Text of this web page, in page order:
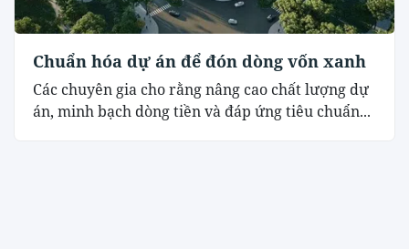
Chuẩn hóa dự án để đón dòng vốn xanh
Các chuyên gia cho rằng nâng cao chất lượng dự
án, minh bạch dòng tiền và đáp ứng tiêu chuẩn...